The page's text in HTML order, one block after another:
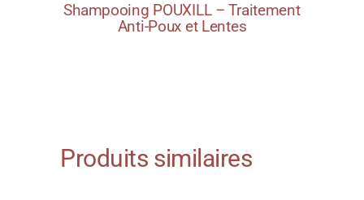
Shampooing POUXILL – Traitement
Anti-Poux et Lentes
Produits similaires